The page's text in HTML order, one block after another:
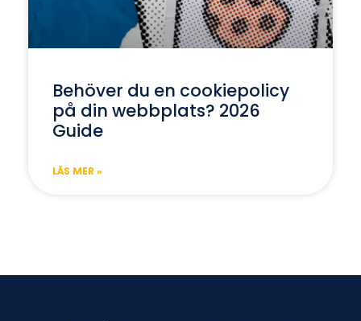
Behöver du en cookiepolicy
på din webbplats? 2026
Guide
LÄS MER »